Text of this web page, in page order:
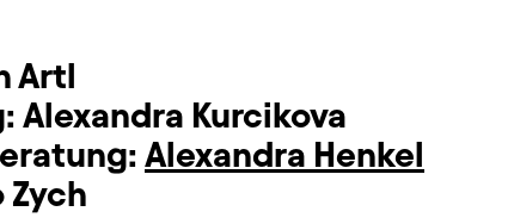
Artl
Alexandra Kurcikova
Alexandra Henkel
Zych